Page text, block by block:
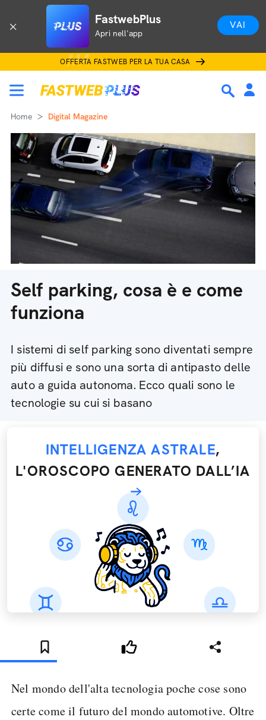
FastwebPlus
Apri nell'app
VAI
OFFERTA FASTWEB PER LA TUA CASA
Home Digital Magazine
Self parking, cosa è e come
funziona
I sistemi di self parking sono diventati sempre
più diffusi e sono una sorta di antipasto delle
auto a guida autonoma. Ecco quali sono le
tecnologie su cui si basano
INTELLIGENZA ASTRALE,
L'OROSCOPO GENERATO DALL’IA
Nel mondo dell'alta tecnologia poche cose sono
certe come il futuro del mondo automotive. Oltre